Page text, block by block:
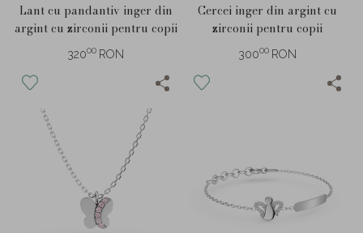
Lant cu pandantiv inger din
argint cu zirconii pentru copii
32000 RON
Cercei inger din argint cu
zirconii pentru copii
30000 RON